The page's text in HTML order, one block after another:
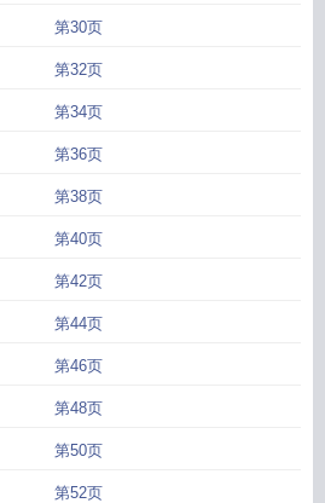
第30页
第32页
第34页
第36页
第38页
第40页
第42页
第44页
第46页
第48页
第50页
第52页